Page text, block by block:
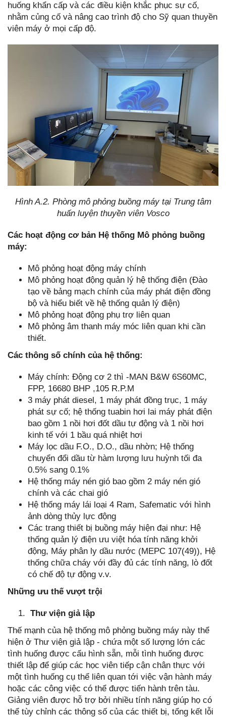
huống khẩn cấp và các điều kiện khắc phục sự cố,
nhằm củng cố và nâng cao trình độ cho Sỹ quan thuyền
viên máy ở mọi cấp độ.
Hình A.2. Phòng mô phỏng buồng máy tại Trung tâm
huấn luyện thuyền viên Vosco
Các hoạt động cơ bản Hệ thống Mô phỏng buồng
máy:
Mô phỏng hoạt động máy chính
Mô phỏng hoạt động quản lý hệ thống điện (Đào
tạo về bảng mạch chính của máy phát điện đồng
bộ và hiểu biết về hệ thống quản lý điện)
Mô phỏng hoạt động phụ trợ liên quan
Mô phỏng âm thanh máy móc liên quan khi cần
thiết.
Các thông số chính của hệ thống:
Máy chính: Động cơ 2 thì -MAN B&W 6S60MC,
FPP, 16680 BHP ,105 R.P.M
3 máy phát diesel, 1 máy phát đồng trục, 1 máy
phát sự cố; hệ thống tuabin hơi lai máy phát điện
bao gồm 1 nồi hơi đốt dầu tự động và 1 nồi hơi
kinh tế với 1 bầu quá nhiệt hơi
Máy lọc dầu F.O., D.O., dầu nhờn; Hệ thống
chuyển đổi dầu từ hàm lượng lưu huỳnh tối đa
0.5% sang 0.1%
Hệ thống máy nén gió bao gồm 2 máy nén gió
chính và các chai gió
Hệ thống máy lái loại 4 Ram, Safematic với hình
ảnh dòng thủy lực động
Các trang thiết bị buồng máy hiện đại như: Hệ
thống quản lý điện ưu việt hóa tính năng khởi
động, Máy phân ly dầu nước (MEPC 107(49)), Hệ
thống chữa cháy với đầy đủ các tính năng, lò đốt
có chế độ tự động v.v.
Những ưu thế vượt trội
Thư viện giả lập
Thế mạnh của hệ thống mô phỏng buồng máy này thể
hiện ở Thư viện giả lập - chứa một số lượng lớn các
tình huống được cấu hình sẵn, mỗi tình huống được
thiết lập để giúp các học viên tiếp cận chân thực với
một tình huống cụ thể liên quan tới việc vận hành máy
hoặc các công việc có thể được tiến hành trên tàu.
Giảng viên được hỗ trợ bởi nhiều tính năng giúp họ có
thể tùy chỉnh các thông số của các thiết bị, tổng kết lỗi